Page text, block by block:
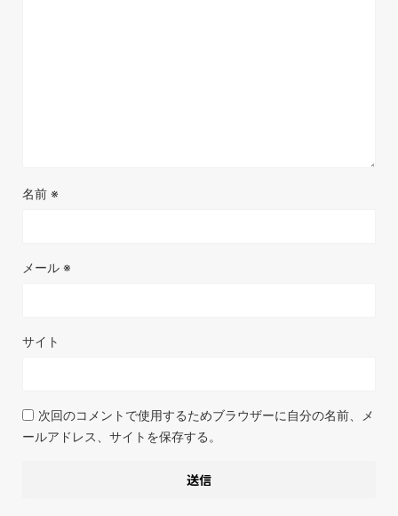
名前 ※
メール ※
サイト
次回のコメントで使用するためブラウザーに自分の名前、メ
ールアドレス、サイトを保存する。